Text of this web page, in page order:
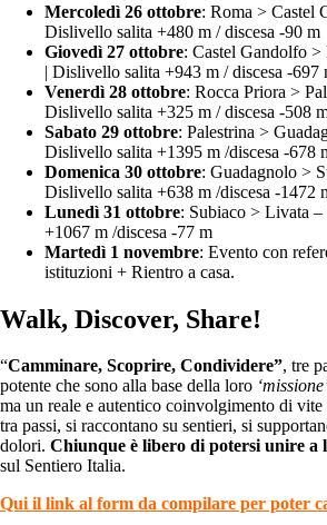
Mercoledì 26 ottobre: Roma > Castel
Dislivello salita +480 m / discesa -90 m
Giovedì 27 ottobre: Castel Gandolfo
| Dislivello salita +943 m / discesa -697
Venerdì 28 ottobre: Rocca Priora >
Dislivello salita +325 m / discesa -508
Sabato 29 ottobre: Palestrina >
Dislivello salita +1395 m /discesa -678
Domenica 30 ottobre: Guadagnolo >
Dislivello salita +638 m /discesa -1472
Lunedì 31 ottobre: Subiaco > Livata
+1067 m /discesa -77 m
Martedì 1 novembre: Evento con
istituzioni + Rientro a casa.
Walk, Discover, Share!
“Camminare, Scoprire, Condividere”, tre
potente che sono alla base della loro
ma un reale e autentico coinvolgimento di
tra passi, si raccontano su sentieri, si
dolori. Chiunque è libero di potersi unire a
sul Sentiero Italia.
Qui il link al form da compilare per poter